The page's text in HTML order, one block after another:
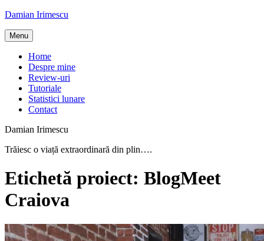
Skip
content
Damian Irimescu
Menu
Home
Despre mine
Review-uri
Tutoriale
Statistici lunare
Contact
Damian Irimescu
Trăiesc o viață extraordinară din plin….
Etichetă proiect: BlogMeet
Craiova